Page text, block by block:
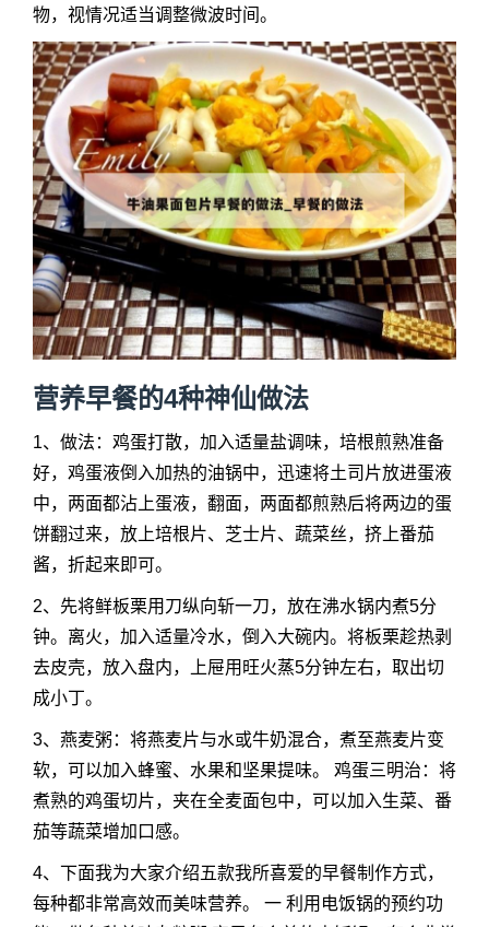
物，视情况适当调整微波时间。
营养早餐的4种神仙做法
1、做法：鸡蛋打散，加入适量盐调味，培根煎熟准备
好，鸡蛋液倒入加热的油锅中，迅速将土司片放进蛋液
中，两面都沾上蛋液，翻面，两面都煎熟后将两边的蛋
饼翻过来，放上培根片、芝士片、蔬菜丝，挤上番茄
酱，折起来即可。
2、先将鲜板栗用刀纵向斩一刀，放在沸水锅内煮5分
钟。离火，加入适量冷水，倒入大碗内。将板栗趁热剥
去皮壳，放入盘内，上屉用旺火蒸5分钟左右，取出切
成小丁。
3、燕麦粥：将燕麦片与水或牛奶混合，煮至燕麦片变
软，可以加入蜂蜜、水果和坚果提味。 鸡蛋三明治：将
煮熟的鸡蛋切片，夹在全麦面包中，可以加入生菜、番
茄等蔬菜增加口感。
4、下面我为大家介绍五款我所喜爱的早餐制作方式，
每种都非常高效而美味营养。 一 利用电饭锅的预约功